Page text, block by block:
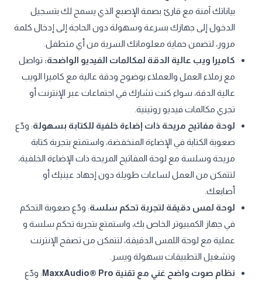
بياناتك آمنة مع قارئ بصمة الإصبع الذي يسمح لك بتسجيل
الدخول إلى جهازك بسرعة وسهولة دون الحاجة إلى إدخال كلمة
مرور، لتضمن حماية معلوماتك السرية من أي متطفل.
كاميرا ويب عالية الدقة لمكالمات الفيديو الواضحة: تواصل
مع زملاء العمل والعملاء بوضوح ودقة عالية مع كاميرا الويب
عالية الدقة، سواء كنت تشارك في اجتماعات عبر الإنترنت أو
تجري مكالمات فيديو روتينية.
لوحة مفاتيح مريحة ذات إضاءة خلفية للكتابة بسهولة: ودّع
صعوبة الكتابة في الإضاءة المنخفضة، واستمتع بتجربة كتابة
مريحة وسلسة مع لوحة المفاتيح المريحة ذات الإضاءة الخلفية،
لتتمكن من العمل لساعات طويلة دون إجهاد عينيك أو
أصابعك.
لوحة لمس دقيقة لتجربة تحكم سلسة: ودّع صعوبة التحكم
في جهاز الكمبيوتر الخاص بك، واستمتع بتجربة تحكم سلسة و
عملية مع لوحة اللمس الدقيقة، لتتمكن من تصفح الإنترنت
وتشغيل التطبيقات بسهولة ويسر.
نظام صوت واضح غني مع تقنية MaxxAudio® Pro
: ودّع